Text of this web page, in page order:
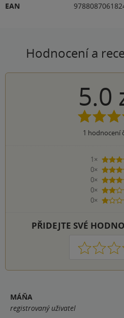
EAN
Hodnocení a
5.0
1 hodnocení
1×
5
0×
4
0×
3
0×
2
0×
1
PŘIDEJTE SVÉ
1 2 3 4 5
MÁŇA
registrovaný uživatel